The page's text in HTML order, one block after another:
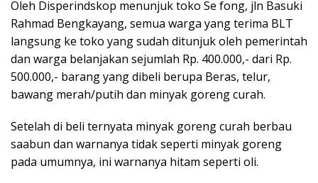
Oleh Disperindskop menunjuk toko Se fong, jln Basuki
Rahmad Bengkayang, semua warga yang terima BLT
langsung ke toko yang sudah ditunjuk oleh pemerintah
dan warga belanjakan sejumlah Rp. 400.000,- dari Rp.
500.000,- barang yang dibeli berupa Beras, telur,
bawang merah/putih dan minyak goreng curah.
Setelah di beli ternyata minyak goreng curah berbau
saabun dan warnanya tidak seperti minyak goreng
pada umumnya, ini warnanya hitam seperti oli.